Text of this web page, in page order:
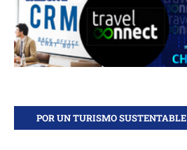
POR UN TURISMO SUSTENTABLE